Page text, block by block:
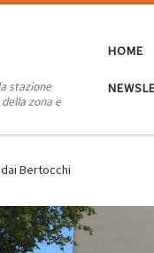
stazione
zona e
HOME
Bertocchi